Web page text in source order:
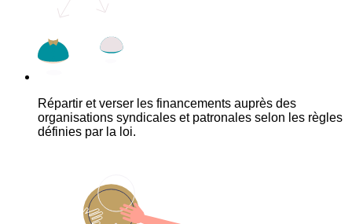
Répartir et verser les financements auprès des
organisations syndicales et patronales selon les règles
définies par la loi.